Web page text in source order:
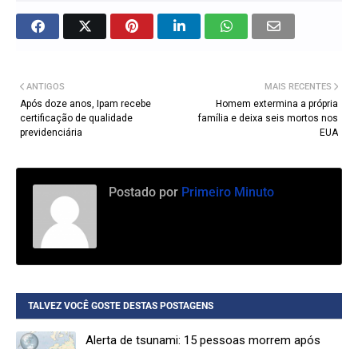
MAIS RECENTES
Homem extermina a própria
família e deixa seis mortos nos
EUA
ANTIGOS
Após doze anos, Ipam recebe
certificação de qualidade
previdenciária
Postado por Primeiro Minuto
TALVEZ VOCÊ GOSTE DESTAS POSTAGENS
Alerta de tsunami: 15 pessoas morrem após